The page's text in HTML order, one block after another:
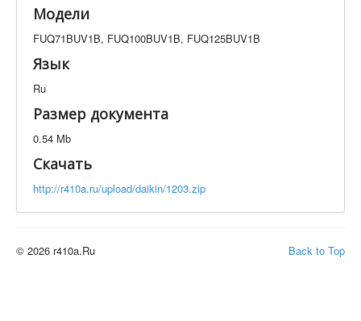
Искать
Производитель
Элементов на страницу
Модели
FUQ71BUV1B, FUQ100BUV1B, FUQ125BUV1B
Язык
Ru
Размер документа
0.54 Mb
Скачать
http://r410a.ru/upload/daikin/1203.zip
Back to Top
© 2026 r410a.Ru